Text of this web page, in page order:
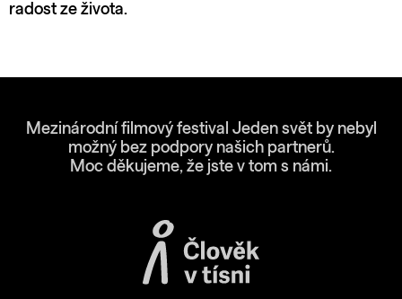
radost ze života.
Mezinárodní filmový festival Jeden svět by nebyl
možný bez podpory našich partnerů.
Moc děkujeme, že jste v tom s námi.